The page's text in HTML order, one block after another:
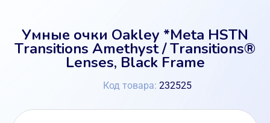
Умные очки Oakley *Meta HSTN
Transitions Amethyst / Transitions®
Lenses, Black Frame
Код товара: 232525